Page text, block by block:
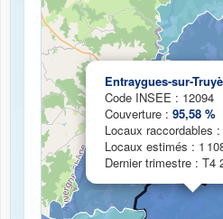
Chargement de la carte
Entraygues-sur-
Code INSEE : 12094
Couverture : 95,58 %
Locaux raccordables :
Locaux estimés : 1
Dernier trimestre : T4